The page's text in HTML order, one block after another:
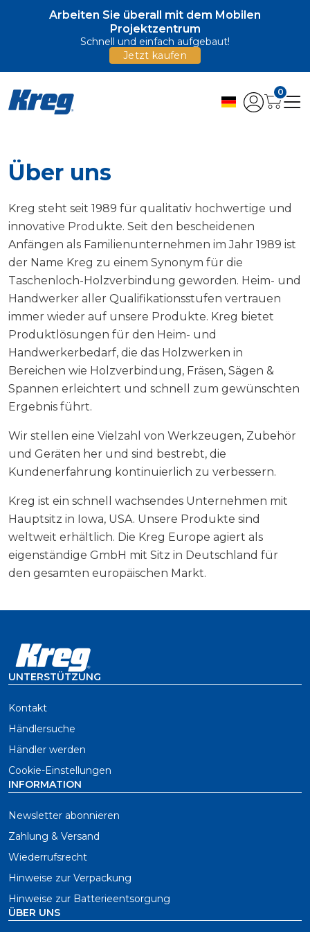
Arbeiten Sie überall mit dem Mobilen
Projektzentrum
Schnell und einfach aufgebaut!
Jetzt kaufen
0
Über uns
Kreg steht seit 1989 für qualitativ hochwertige und
innovative Produkte. Seit den bescheidenen
Anfängen als Familienunternehmen im Jahr 1989 ist
der Name Kreg zu einem Synonym für die
Taschenloch-Holzverbindung geworden. Heim- und
Handwerker aller Qualifikationsstufen vertrauen
immer wieder auf unsere Produkte. Kreg bietet
Produktlösungen für den Heim- und
Handwerkerbedarf, die das Holzwerken in
Bereichen wie Holzverbindung, Fräsen, Sägen &
Spannen erleichtert und schnell zum gewünschten
Ergebnis führt.
Wir stellen eine Vielzahl von Werkzeugen, Zubehör
und Geräten her und sind bestrebt, die
Kundenerfahrung kontinuierlich zu verbessern.
Kreg ist ein schnell wachsendes Unternehmen mit
Hauptsitz in Iowa, USA. Unsere Produkte sind
weltweit erhältlich. Die Kreg Europe agiert als
eigenständige GmbH mit Sitz in Deutschland für
den gesamten europäischen Markt.
UNTERSTÜTZUNG
Kontakt
Händlersuche
Händler werden
Cookie-Einstellungen
INFORMATION
Newsletter abonnieren
Zahlung & Versand
Wiederrufsrecht
Hinweise zur Verpackung
Hinweise zur Batterieentsorgung
ÜBER UNS